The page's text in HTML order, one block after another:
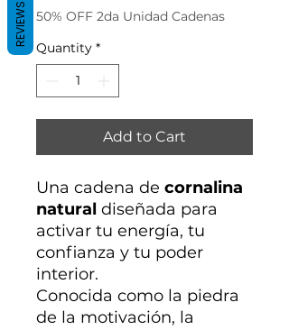
50% OFF 2da Unidad Cadenas
Quantity *
Add to Cart
Una cadena de cornalina
natural diseñada para
activar tu energía, tu
confianza y tu poder
interior.
Conocida como la piedra
de la motivación, la
REVIEWS